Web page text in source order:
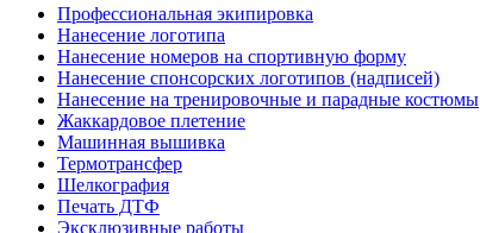
Профессиональная экипировка
Нанесение логотипа
Нанесение номеров на спортивную форму
Нанесение спонсорских логотипов (надписей)
Нанесение на тренировочные и парадные костюмы
Жаккардовое плетение
Машинная вышивка
Термотрансфер
Шелкография
Печать ДТФ
Эксклюзивные работы